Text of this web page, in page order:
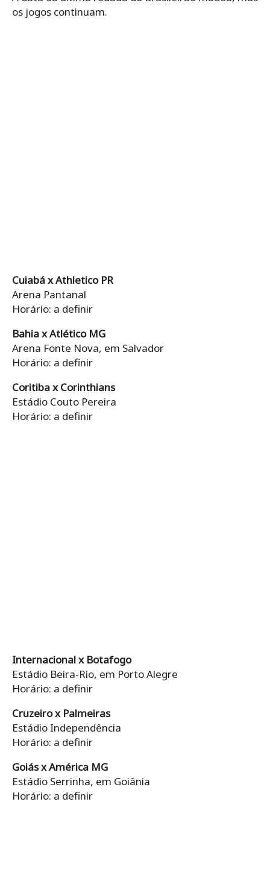
os jogos continuam.
Cuiabá x Athletico PR
Arena Pantanal
Horário: a definir
Bahia x Atlético MG
Arena Fonte Nova, em Salvador
Horário: a definir
Coritiba x Corinthians
Estádio Couto Pereira
Horário: a definir
Internacional x Botafogo
Estádio Beira-Rio, em Porto Alegre
Horário: a definir
Cruzeiro x Palmeiras
Estádio Independência
Horário: a definir
Goiás x América MG
Estádio Serrinha, em Goiânia
Horário: a definir